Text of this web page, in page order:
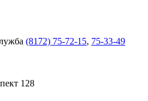
(8172) 75-72-15, 75-33-49
128